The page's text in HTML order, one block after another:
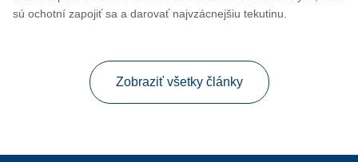
sú ochotní zapojiť sa a darovať najvzácnejšiu tekutinu.
Zobraziť všetky články